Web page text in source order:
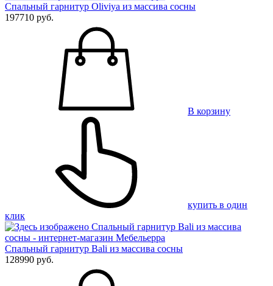
Спальный гарнитур Oliviya из массива сосны
197710 руб.
В корзину
купить в один
клик
Спальный гарнитур Bali из массива сосны
128990 руб.